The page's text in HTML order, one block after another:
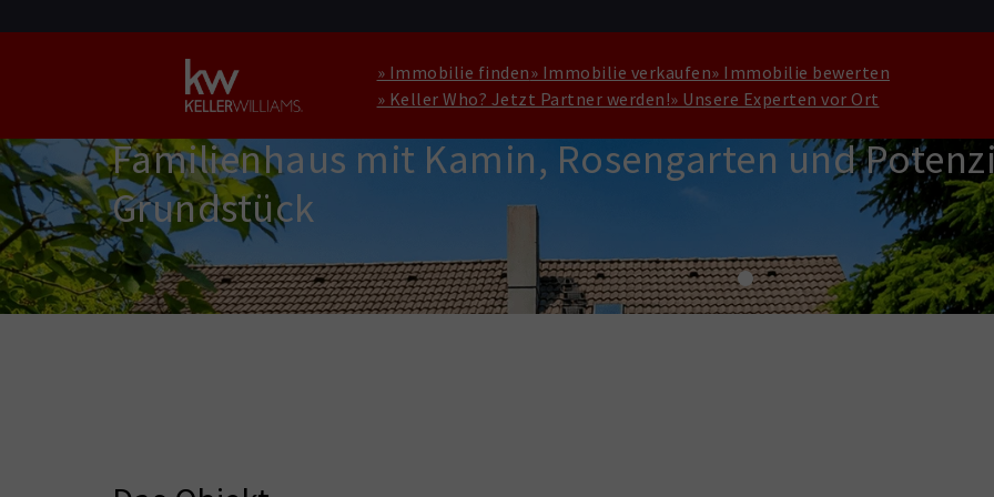
» Immobilie finden» Immobilie verkaufen» Immobilie bewerten
» Keller Who? Jetzt Partner werden!» Unsere Experten vor Ort
HAUS ZU KAUFEN IN BERLIN
Familienhaus mit Kamin, Rosengarten und
Grundstück